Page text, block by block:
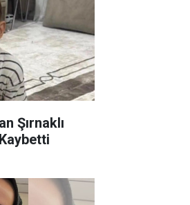
Şırnaklı